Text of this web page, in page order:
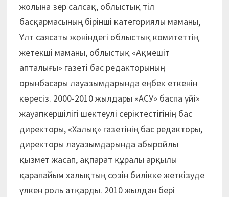
жолына зер салсақ, облыстық тіл
басқармасының бірінші категориялы маманы,
Ұлт саясаты жөніндегі облыстық комитеттің
жетекші маманы, облыстық «Ақмешіт
апталығы» газеті бас редакторының
орынбасары лауазымдарында еңбек еткенін
көресіз. 2000-2010 жылдары «АСУ» баспа үйі»
жауапкершілігі шектеулі серіктестігінің бас
директоры, «Халық» газетінің бас редакторы,
директоры лауазымдарында абыройлы
қызмет жасап, ақпарат құралы арқылы
қарапайым халықтың сөзін билікке жеткізуде
үлкен роль атқарды. 2010 жылдан бері